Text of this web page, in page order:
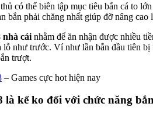
có thể biên tập mục tiêu bắn cá to
bắn phải chăng nhất giúp đỡ nâng
nhà cái nhằm để ăn nhận được nhiều
lỗ như trước. Ví như lần bắn đầu tiên
trượt.
– Games cực hot hiện nay
là kể ko đối với chức năng